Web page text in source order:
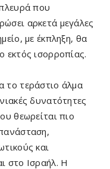
που
αρκετά μεγάλες
με έκπληξη, θα
εκτός ισορροπίας.
το τεράστιο άλμα
δυνατότητες
θεωρείται πιο
και
στο Ισραήλ. Η